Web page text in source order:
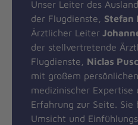
Unser Leiter des
der Flugdienste, Stefan
Ärztlicher Leiter
der stellvertretende
Flugdienste, Niclas
mit großem
medizinischer Expertise
Erfahrung zur Seite.
Umsicht und